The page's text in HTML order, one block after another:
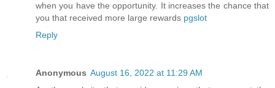
when you have the opportunity. It increases the chance that
you that received more large rewards pgslot
Reply
Anonymous August 16, 2022 at 11:29 AM